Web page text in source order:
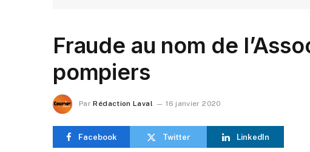
Fraude au nom de
pompiers
Par Rédaction Laval 16 janvier 2020
Facebook Twitter LinkedIn